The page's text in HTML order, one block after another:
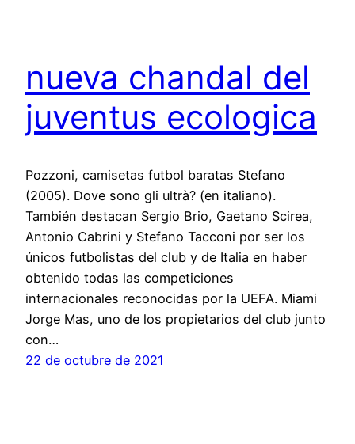
nueva chandal del
juventus ecologica
Pozzoni, camisetas futbol baratas Stefano
(2005). Dove sono gli ultrà? (en italiano).
También destacan Sergio Brio, Gaetano Scirea,
Antonio Cabrini y Stefano Tacconi por ser los
únicos futbolistas del club y de Italia en haber
obtenido todas las competiciones
internacionales reconocidas por la UEFA. Miami
Jorge Mas, uno de los propietarios del club junto
con…
22 de octubre de 2021